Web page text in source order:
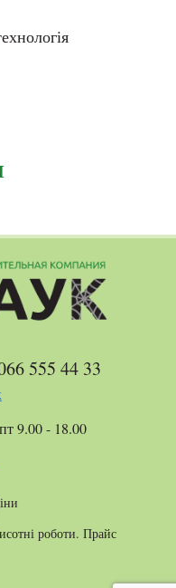
555 44 33
9.00 - 18.00
роботи. Прайс